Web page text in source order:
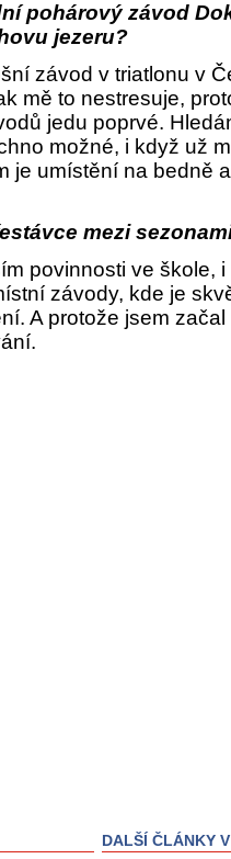
pohárový závod
jezeru?
závod v triatlonu v
mě to nestresuje,
jedu poprvé.
možné, i když už
je umístění na bedně
mezi
povinnosti ve škole,
závody, kde je
A protože jsem
DALŠÍ ČLÁNKY